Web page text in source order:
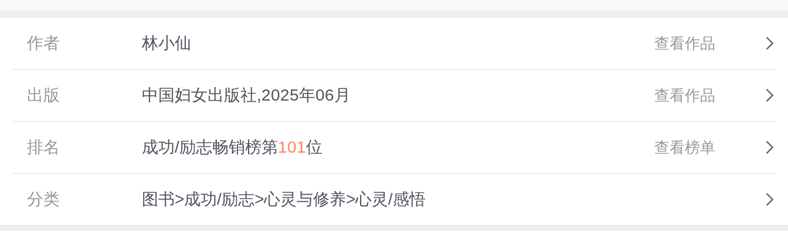
作者 林小仙 查看作品
出版 中国妇女出版社,2025年06月 查看作品
排名 成功/励志畅销榜第101位 查看榜单
分类 图书>成功/励志>心灵与修养>心灵/感悟